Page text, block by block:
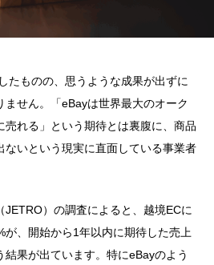
たものの、思うような成果が出ずに
せん。「eBayは世界最大のオーク
売れる」という期待とは裏腹に、商品
ないという現実に直面している事業者
）の調査によると、越境ECに
が、開始から1年以内に期待した売上
果が出ています。特にeBayのよう